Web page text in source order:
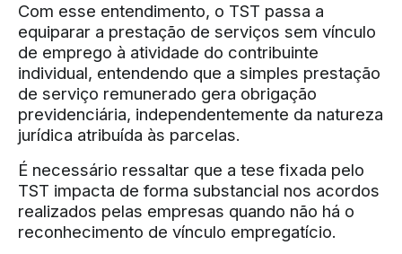
Com esse entendimento, o TST passa a
equiparar a prestação de serviços sem vínculo
de emprego à atividade do contribuinte
individual, entendendo que a simples prestação
de serviço remunerado gera obrigação
previdenciária, independentemente da natureza
jurídica atribuída às parcelas.
É necessário ressaltar que a tese fixada pelo
TST impacta de forma substancial nos acordos
realizados pelas empresas quando não há o
reconhecimento de vínculo empregatício.